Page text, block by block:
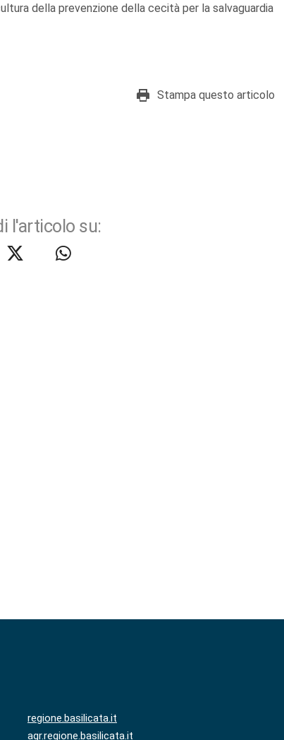
della prevenzione della cecità per la salvaguardia
Stampa questo articolo
l'articolo su:
regione.basilicata.it
agr.regione.basilicata.it